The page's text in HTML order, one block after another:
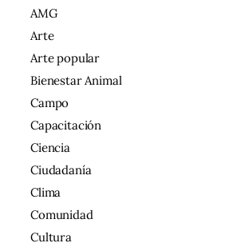
AMG
Arte
Arte popular
Bienestar Animal
Campo
Capacitación
Ciencia
Ciudadanía
Clima
Comunidad
Cultura